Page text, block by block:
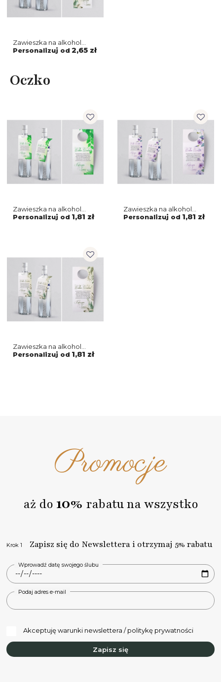
Zawieszka na alkohol
About You - Motyw 1
Personalizuj od 2,65 zł
Oczko
Zawieszka na alkohol
oczko About You - Motyw
3
Personalizuj od 1,81 zł
Zawieszka na alkohol
oczko About You - Motyw
2
Personalizuj od 1,81 zł
Zawieszka na alkohol
oczko About You - Motyw
1
Personalizuj od 1,81 zł
Promocje
aż do 10% rabatu na wszystko
Krok 1 Zapisz się do Newslettera i otrzymaj 5% rabatu
Wprowadź datę swojego ślubu
Podaj adres e-mail
Akceptuję warunki newslettera / politykę prywatności
Zapisz się